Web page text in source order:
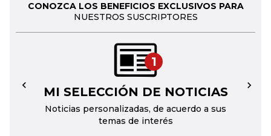
CONOZCA LOS BENEFICIOS EXCLUSIVOS PARA
NUESTROS SUSCRIPTORES
1
MI SELECCIÓN DE NOTICIAS
Noticias personalizadas, de acuerdo a sus
temas de interés
← →